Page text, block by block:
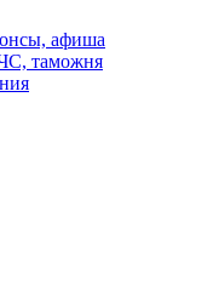
афиша
таможня